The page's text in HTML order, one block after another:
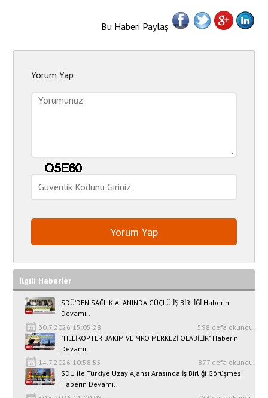
Bu Haberi Paylaş
Yorum Yap
İlgili Haberler
SDÜ’DEN SAĞLIK ALANINDA GÜÇLÜ İŞ BİRLİĞİ Haberin
Devamı..
30.7.2026 15:05:28
598 defa okundu.
"HELİKOPTER BAKIM VE MRO MERKEZİ OLABİLİR" Haberin
Devamı..
14.7.2026 10:58:55
877 defa okundu.
SDÜ ile Türkiye Uzay Ajansı Arasında İş Birliği Görüşmesi
Haberin Devamı..